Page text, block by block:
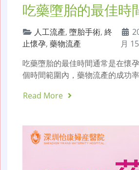
吃藥墮胎的最佳時
人工流產, 墮胎手術, 終
止懷孕, 藥物流產
月
吃藥墮胎的最佳時間通常是在懷
個時間範圍內，藥物流產的成功
Read More